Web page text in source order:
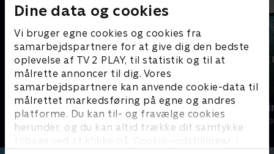
Dine data og cookies
Vi bruger egne cookies og cookies fra
samarbejdspartnere for at give dig den bedste
oplevelse af TV 2 PLAY, til statistik og til at
målrette annoncer til dig. Vores
samarbejdspartnere kan anvende cookie-data til
målrettet markedsføring på egne og andres
platforme. Du kan til- og fravælge cookies
herunder, og du kan altid trække dit samtykke
tilbage ved at klikke på ’Cookie-indstillinger’ i
Nepobaby
Drama • 1 sæsoner Drama • 1